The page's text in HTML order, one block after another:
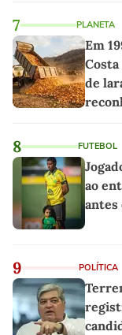
7 PLANETA
Em
Costa
de
8 FUTEBOL
ao
antes
9 POLÍTICA